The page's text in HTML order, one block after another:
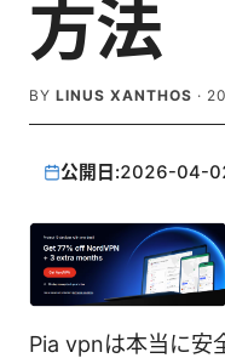
方法
BY LINUS XANTHOS ·
公開日:2026-04-
Pia vpnは本当に安